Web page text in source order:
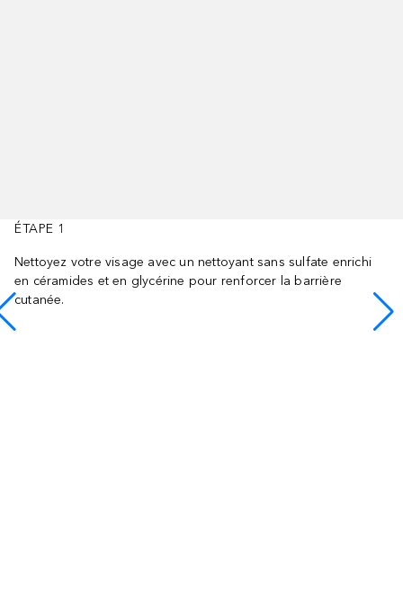
ÉTAPE 1
Nettoyez votre visage avec un nettoyant sans sulfate enrichi
en céramides et en glycérine pour renforcer la barrière
cutanée.